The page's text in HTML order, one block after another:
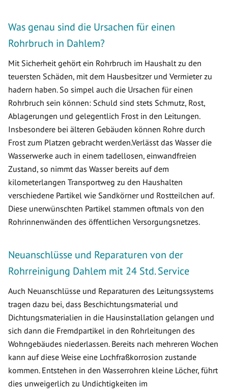
Was genau sind die Ursachen für einen
Rohrbruch in Dahlem?
Mit Sicherheit gehört ein Rohrbruch im Haushalt zu den
teuersten Schäden, mit dem Hausbesitzer und Vermieter zu
hadern haben. So simpel auch die Ursachen für einen
Rohrbruch sein können: Schuld sind stets Schmutz, Rost,
Ablagerungen und gelegentlich Frost in den Leitungen.
Insbesondere bei älteren Gebäuden können Rohre durch
Frost zum Platzen gebracht werden.Verlässt das Wasser die
Wasserwerke auch in einem tadellosen, einwandfreien
Zustand, so nimmt das Wasser bereits auf dem
kilometerlangen Transportweg zu den Haushalten
verschiedene Partikel wie Sandkörner und Rostteilchen auf.
Diese unerwünschten Partikel stammen oftmals von den
Rohrinnenwänden des öffentlichen Versorgungsnetzes.
Neuanschlüsse und Reparaturen von der
Rohrreinigung Dahlem mit 24 Std. Service
Auch Neuanschlüsse und Reparaturen des Leitungssystems
tragen dazu bei, dass Beschichtungsmaterial und
Dichtungsmaterialien in die Hausinstallation gelangen und
sich dann die Fremdpartikel in den Rohrleitungen des
Wohngebäudes niederlassen. Bereits nach mehreren Wochen
kann auf diese Weise eine Lochfraßkorrosion zustande
kommen. Entstehen in den Wasserrohren kleine Löcher, führt
dies unweigerlich zu Undichtigkeiten im